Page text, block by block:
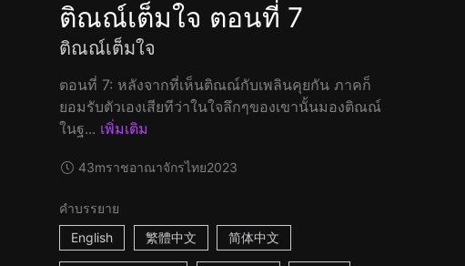
ติณณ์เต็มใจ ตอนที่ 7
ติณณ์เต็มใจ
ตอนที่ 7: หลังจากที่เห็นติณณ์กับเพลินคุยกัน ภาคก็
ยอมรับตัวเองเสียทีว่าในใจลึกๆของเขานั้นมองติณณ์
ในฐ... เพิ่มเติม
43mราชอาณาจักรไทย2023
คำบรรยาย
English
繁體中文 简体中文